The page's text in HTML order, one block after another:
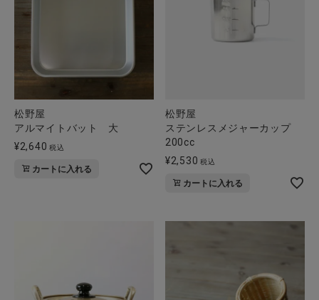
松野屋
アルマイトバット 大
¥2,640 税込
カートに入れる
松野屋
ステンレスメジャーカップ
200cc
¥2,530 税込
カートに入れる